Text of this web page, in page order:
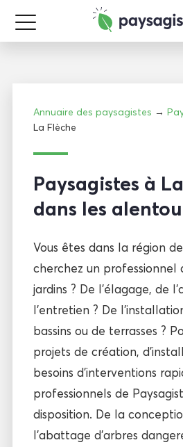
Annuaire des paysagistes →
La Flèche
Paysagistes à
dans les
Vous êtes dans la région
cherchez un professionnel
jardins ? De l’élagage, de
l’entretien ? De
bassins ou de terrasses ?
projets de création,
besoins d’interventions
professionnels de
disposition. De la
l’abattage d’arbres